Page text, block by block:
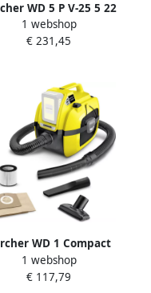
WD 5 P V-25 5 22
en droogstofzuiger
1.628-307.0
1 webshop
€ 231,45
WD 1 Compact
Battery Accu Nat- en
1.198-300.0
1 webshop
€ 117,79